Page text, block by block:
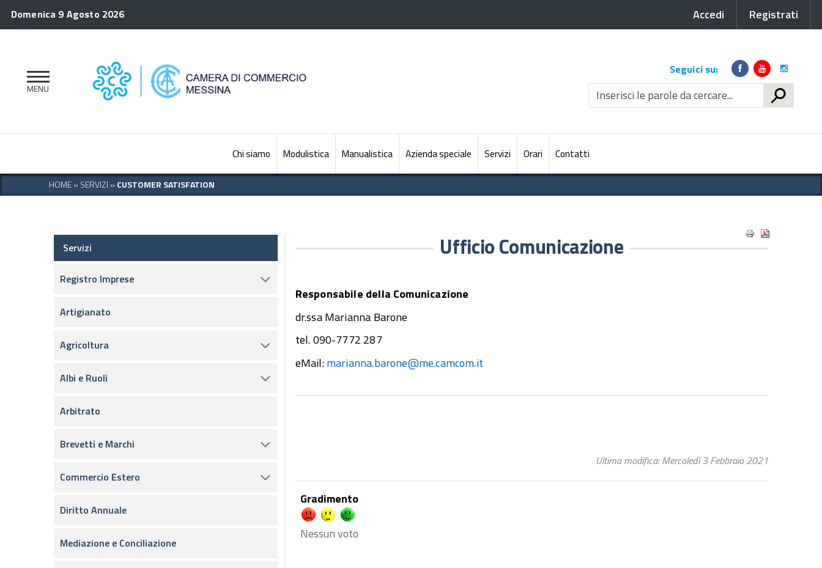
Domenica 9 Agosto 2026 Registrati
Accedi
Link
social
Seguici su:
Chi siamo Modulistica Manualistica Azienda speciale Servizi Orari Contatti
HOME» SERVIZI » CUSTOMER SATISFATION
Servizi
Registro Imprese
Artigianato
Agricoltura
Albi e Ruoli
Arbitrato
Brevetti e Marchi
Commercio Estero
Diritto Annuale
Mediazione e Conciliazione
Ufficio Comunicazione
Responsabile della Comunicazione
dr.ssa Marianna Barone
tel. 090-7772 287
eMail:marianna.barone@me.camcom.it
Ultima modifica: Mercoledì 3 Febbraio 2021
Gradimento
Nessun voto